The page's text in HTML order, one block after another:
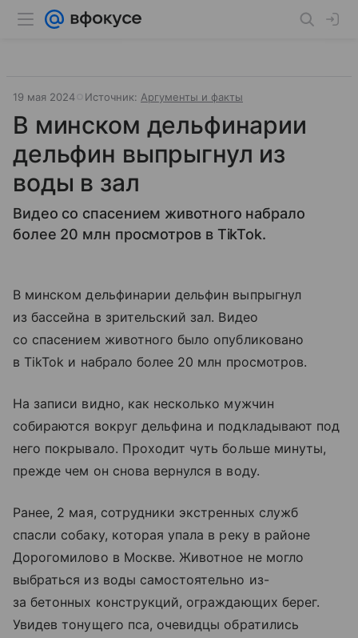
19 мая 2024 Источник: Аргументы и факты
В минском дельфинарии
дельфин выпрыгнул из
воды в зал
Видео со спасением животного набрало
более 20 млн просмотров в TikTok.
В минском дельфинарии дельфин выпрыгнул
из бассейна в зрительский зал. Видео
со спасением животного было опубликовано
в TikTok и набрало более 20 млн просмотров.
На записи видно, как несколько мужчин
собираются вокруг дельфина и подкладывают под
него покрывало. Проходит чуть больше минуты,
прежде чем он снова вернулся в воду.
Ранее, 2 мая, сотрудники экстренных служб
спасли собаку, которая упала в реку в районе
Дорогомилово в Москве. Животное не могло
выбраться из воды самостоятельно из-
за бетонных конструкций, ограждающих берег.
Увидев тонущего пса, очевидцы обратились